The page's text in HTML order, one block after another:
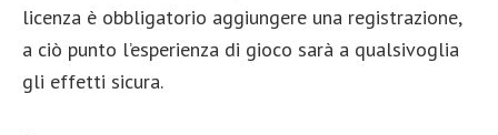
licenza è obbligatorio aggiungere una registrazione,
a ciò punto l’esperienza di gioco sarà a qualsivoglia
gli effetti sicura.